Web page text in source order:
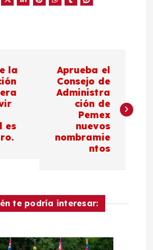
la
es
Aprueba el
Consejo de
Administra
ción de
Pemex
nuevos
nombramie
ntos
te podría interesar: